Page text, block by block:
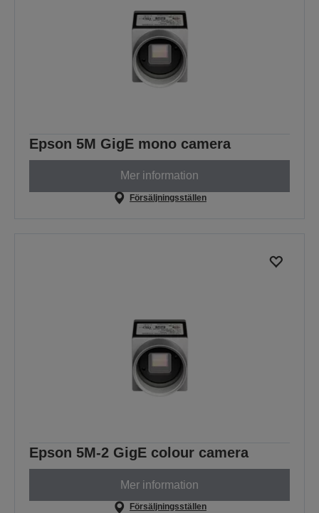
Epson 5M GigE mono camera
Mer information
Försäljningsställen
Epson 5M-2 GigE colour camera
Mer information
Försäljningsställen